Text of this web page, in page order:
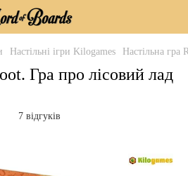
Настільні ігри Kilogames Настільна гра
Гра про лісовий лад
7 відгуків